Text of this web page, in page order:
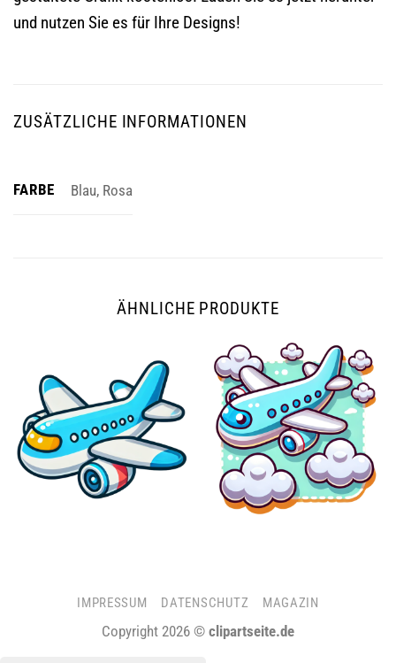
und nutzen Sie es für Ihre Designs!
ZUSÄTZLICHE INFORMATIONEN
FARBE Blau, Rosa
ÄHNLICHE PRODUKTE
IMPRESSUM DATENSCHUTZ MAGAZIN
Copyright 2026 © clipartseite.de